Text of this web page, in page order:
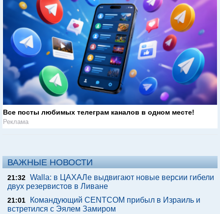
Все посты любимых телеграм каналов в одном месте!
Реклама
ВАЖНЫЕ НОВОСТИ
21:32 Walla: в ЦАХАЛе выдвигают новые версии гибели
двух резервистов в Ливане
21:01
Командующий CENTCOM прибыл в Израиль и
встретился с Эялем Замиром